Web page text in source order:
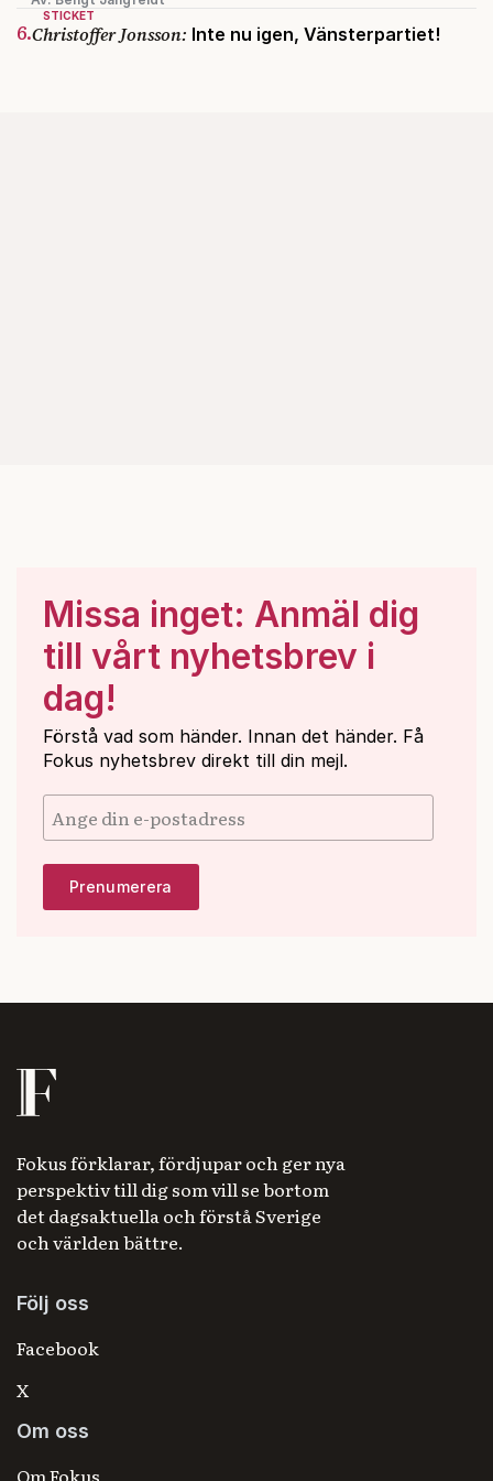
STICKET
6.Christoffer Jonsson: Inte nu igen, Vänsterpartiet!
Missa inget: Anmäl dig
till vårt nyhetsbrev i
dag!
Förstå vad som händer. Innan det händer. Få
Fokus nyhetsbrev direkt till din mejl.
Fokus förklarar, fördjupar och ger nya
perspektiv till dig som vill se bortom
det dagsaktuella och förstå Sverige
och världen bättre.
Följ oss
Facebook
X
Om oss
Om Fokus